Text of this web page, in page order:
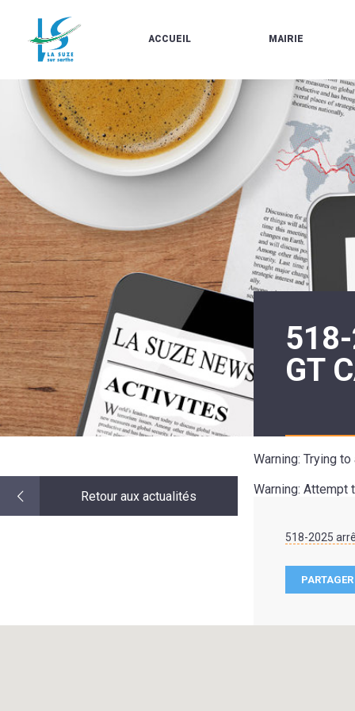
ACCUEIL
LE
MARCHÉ
À
PROPOS
DE
LA
SUZE
BULLETINS
LA
SUZE
AU
DÉBUT
SIÈCLE
MAIRIE
LES
ÉLUS
HORAIRES
URBANISME/PLU
LIGNE
CARTES
D'IDENTITÉ-
PASSEPORTS
RÉUNIONS
CONSEIL
MUNICIPAL
DÉCISIONS
MAIRE
LE
MOT
LA
/
Retour aux actualités
Warning: Trying
Warning: Attempt
GT
518-2025